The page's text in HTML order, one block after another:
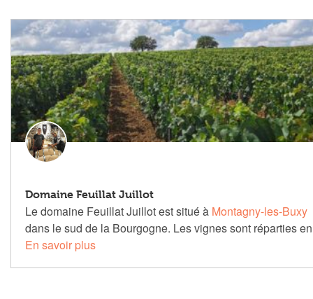
Domaine Feuillat Juillot
Le domaine Feuillat Juillot est situé à Montagny-les-Buxy
dans le sud de la Bourgogne. Les vignes sont réparties en
En savoir plus